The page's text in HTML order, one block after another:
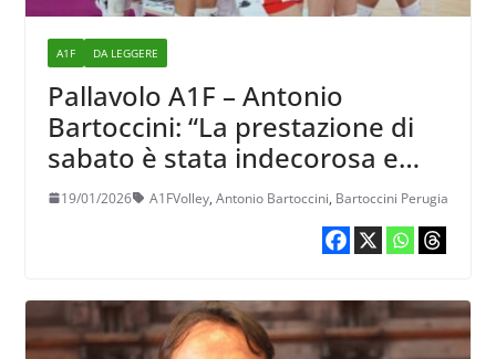
A1F DA LEGGERE
Pallavolo A1F – Antonio
Bartoccini: “La prestazione di
sabato è stata indecorosa e
ingiustificabile”
19/01/2026 A1FVolley, Antonio Bartoccini, Bartoccini Perugia